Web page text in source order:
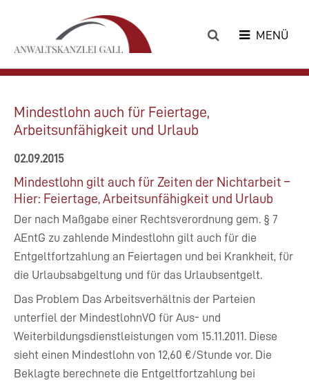
MENÜ
Mindestlohn auch für Feiertage,
Arbeitsunfähigkeit und Urlaub
02.09.2015
Mindestlohn gilt auch für Zeiten der Nichtarbeit –
Hier: Feiertage, Arbeitsunfähigkeit und Urlaub
Der nach Maßgabe einer Rechtsverordnung gem. § 7
AEntG zu zahlende Mindestlohn gilt auch für die
Entgeltfortzahlung an Feiertagen und bei Krankheit, für
die Urlaubsabgeltung und für das Urlaubsentgelt.
Das Problem Das Arbeitsverhältnis der Parteien
unterfiel der MindestlohnVO für Aus- und
Weiterbildungsdienstleistungen vom 15.11.2011. Diese
sieht einen Mindestlohn von 12,60 €/Stunde vor. Die
Beklagte berechnete die Entgeltfortzahlung bei